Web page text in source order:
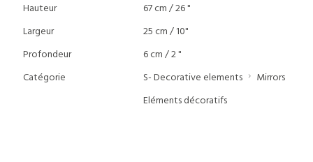
Hauteur
67 cm / 26 "
Largeur
25 cm / 10"
Profondeur
6 cm / 2 "
Catégorie
S- Decorative elements
Mirrors
Eléments décoratifs